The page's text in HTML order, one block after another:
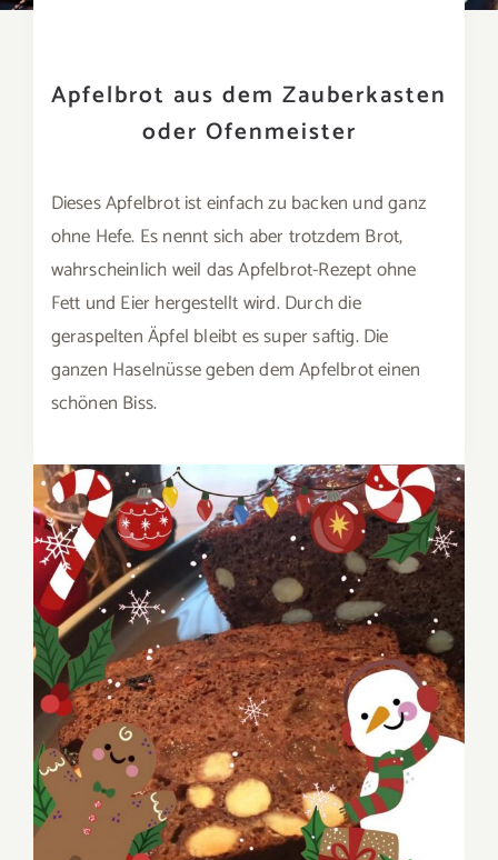
Apfelbrot aus dem Zauberkasten
oder Ofenmeister
Dieses Apfelbrot ist einfach zu backen und ganz
ohne Hefe. Es nennt sich aber trotzdem Brot,
wahrscheinlich weil das Apfelbrot-Rezept ohne
Fett und Eier hergestellt wird. Durch die
geraspelten Äpfel bleibt es super saftig. Die
ganzen Haselnüsse geben dem Apfelbrot einen
schönen Biss.